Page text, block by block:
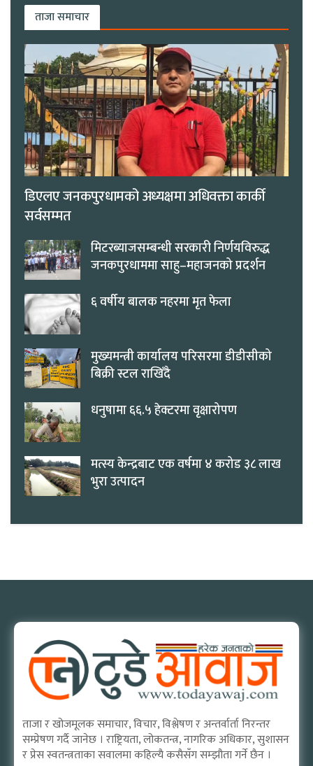
ताजा समाचार
डिएलए जनकपुरधामको अध्यक्षमा अधिवक्ता कार्की
सर्वसम्मत
मिटरब्याजसम्बन्धी सरकारी निर्णयविरुद्ध
जनकपुरधाममा साहु–महाजनको प्रदर्शन
६ वर्षीय बालक नहरमा मृत फेला
मुख्यमन्त्री कार्यालय परिसरमा डीडीसीको
बिक्री स्टल राखिँदै
धनुषामा ६६.५ हेक्टरमा वृक्षारोपण
मत्स्य केन्द्रबाट एक वर्षमा ४ करोड ३८ लाख
भुरा उत्पादन
ताजा र खोजमूलक समाचार, विचार, विश्लेषण र अन्तर्वार्ता निरन्तर
सम्प्रेषण गर्दै जानेछ । राष्ट्रियता, लोकतन्त्र, नागरिक अधिकार, सुशासन
र प्रेस स्वतन्त्रताका सवालमा कहिल्यै कसैसँग सम्झौता गर्ने छैन ।